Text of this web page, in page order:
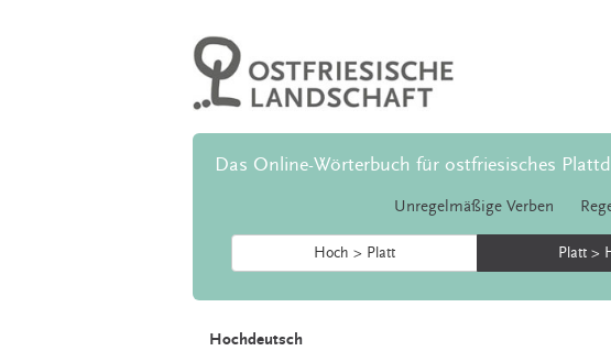
Das Online-Wörterbuch für ostfriesisches
Unregelmäßige Verben
Hoch > Platt Platt >
Hochdeutsch